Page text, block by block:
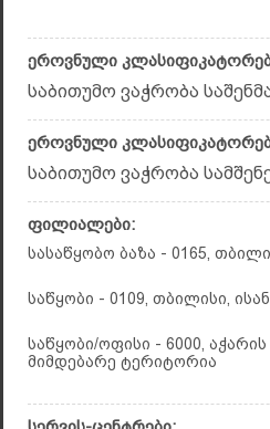
ეროვნული
საბითუმო ვაჭრობა
ეროვნული
საბითუმო ვაჭრობა
ფილიალები:
სასაწყობო ბაზა - 0165,
საწყობი - 0109, თბილისი,
საწყობი/ოფისი - 6000,
მიმდებარე ტერიტორია